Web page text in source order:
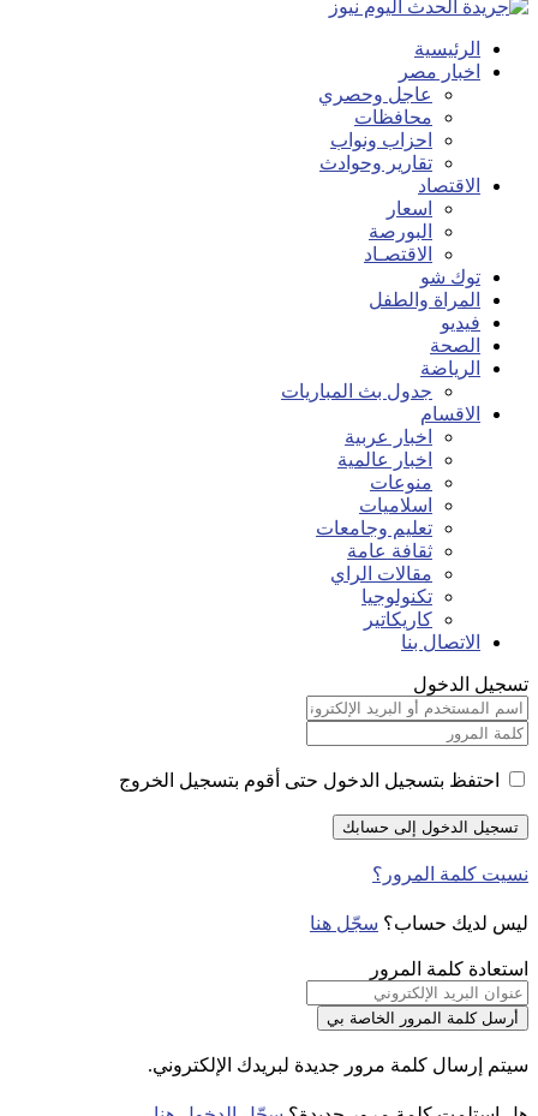
الرئيسية
اخبار مصر
عاجل وحصري
محافظات
احزاب ونواب
تقارير وحوادث
الاقتصاد
اسعار
البورصة
الاقتصـاد
توك شو
المراة والطفل
فيديو
الصحة
الرياضة
جدول بث المباريات
الاقسام
اخبار عربية
اخبار عالمية
منوعات
اسلاميات
تعليم وجامعات
ثقافة عامة
مقالات الراي
تكنولوجيا
كاريكاتير
الاتصال بنا
تسجيل الدخول
احتفظ بتسجيل الدخول حتى أقوم بتسجيل الخروج
نسيت كلمة المرور؟
ليس لديك حساب؟ سجّل هنا
استعادة كلمة المرور
سيتم إرسال كلمة مرور جديدة لبريدك الإلكتروني.